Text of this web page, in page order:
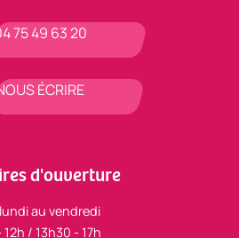
75 49 63 20
ÉCRIRE
d'ouverture
au vendredi
12h / 13h30 - 17h